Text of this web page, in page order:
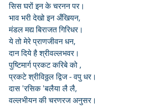
सिस घरों इन के चरनन पर।
भाव भरी देखो इन अँखियन,
मंडल मद्य बिराजत गिरिधर।
ये तो मेरे प्राणजीवन धन,
दान दिये है श्रीवल्लभवर।
पुष्टिमार्ग प्रकट करिबे को ,
प्रकटे श्रीविठ्ठल द्विज - वपु धर।
दास 'रसिक 'बलैया लै लै,
वल्लभीयन की चरणरज अनुसर।